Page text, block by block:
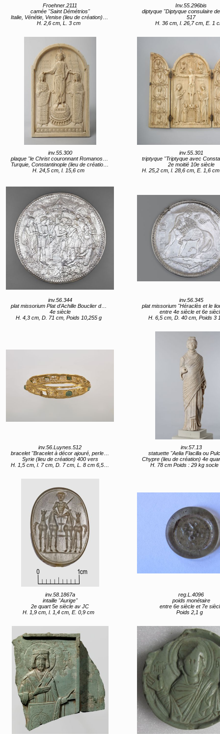
Froehner.2111
camée "Saint Démétrios"
Italie, Vénétie, Venise (lieu de création) 13e siècle
H. 2,6 cm, L. 3 cm
Inv.55.296bis
diptyque "Diptyque consulaire de Flavius
517
H. 36 cm, l. 26,7 cm, E. 1
inv.55.300
plaque "le Christ couronnant Romanos et Eudoxie"
Turquie, Constantinople (lieu de création) entre 945 et 949
H. 24,5 cm, l. 15,6 cm
inv.55.301
triptyque "Triptyque avec Constantin et
2e moitié 10e siècle
H. 25,2 cm, l. 28,6 cm, E. 1,6 cm
inv.56.344
plat missorium Plat d’Achille Bouclier de Scipion "Histoire d'Achille et de Briséis"
4e siècle
H. 4,3 cm, D. 71 cm, Poids 10,255 g
inv.56.345
plat missorium "Héraclès et le lion de
entre 4e siècle et 6e
H. 6,5 cm, D. 40 cm, Poids 3
inv.56.Luynes.512
bracelet "Bracelet à décor ajouré, perles et émeraudes"
Syrie (lieu de création) 400 vers
H. 1,5 cm, l. 7 cm, D. 7 cm, L. 8 cm 6,5x5,8cm (intérieur)
inv.57.13
statuette "Aelia Flacilla ou
Chypre (lieu de création) 4e quart
H. 78 cm Poids : 29 kg socle
inv.58.1867a
intaille "Aurige"
2e quart 5e siècle av JC
H. 1,9 cm, l. 1,4 cm, E. 0,9 cm
reg.L.4096
poids monétaire
entre 6e siècle et 7e
Poids 2,1 g